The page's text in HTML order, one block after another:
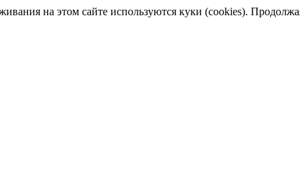
на этом сайте используются куки (cookies).